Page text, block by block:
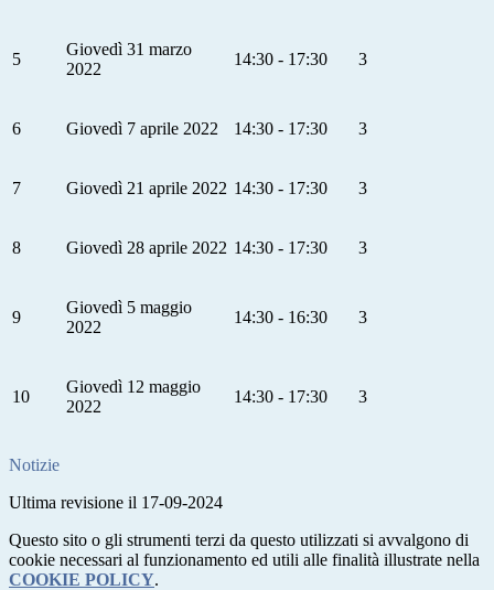
5
Giovedì 31 marzo
2022
14:30 - 17:30 3
6 Giovedì 7 aprile 2022 14:30 - 17:30 3
7 Giovedì 21 aprile 2022 14:30 - 17:30 3
8 Giovedì 28 aprile 2022 14:30 - 17:30 3
9
Giovedì 5 maggio
2022
14:30 - 16:30 3
10
Giovedì 12 maggio
2022
14:30 - 17:30 3
Notizie
Ultima revisione il 17-09-2024
Questo sito o gli strumenti terzi da questo utilizzati si avvalgono di
cookie necessari al funzionamento ed utili alle finalità illustrate nella
COOKIE POLICY.